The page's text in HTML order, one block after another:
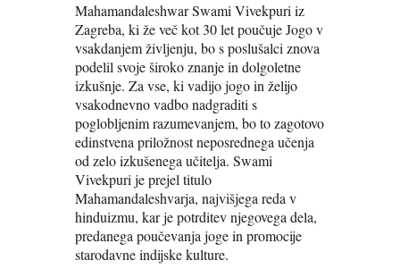
Mahamandaleshwar Swami Vivekpuri iz
Zagreba, ki že več kot 30 let poučuje Jogo v
vsakdanjem življenju, bo s poslušalci znova
podelil svoje široko znanje in dolgoletne
izkušnje. Za vse, ki vadijo jogo in želijo
vsakodnevno vadbo nadgraditi s
poglobljenim razumevanjem, bo to zagotovo
edinstvena priložnost neposrednega učenja
od zelo izkušenega učitelja. Swami
Vivekpuri je prejel titulo
Mahamandaleshvarja, najvišjega reda v
hinduizmu, kar je potrditev njegovega dela,
predanega poučevanja joge in promocije
starodavne indijske kulture.